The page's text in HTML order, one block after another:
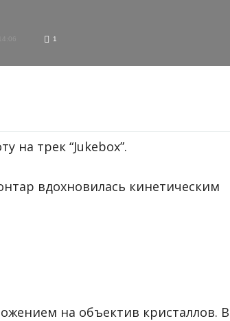
1
на трек “Jukebox”.
вдохновилась кинетическим
на объектив кристаллов. В